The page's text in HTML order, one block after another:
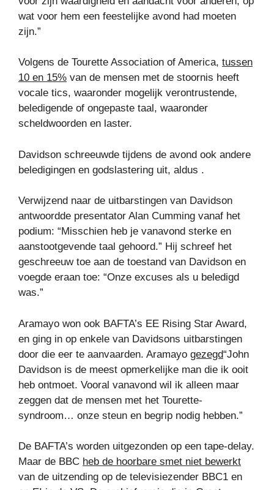
wat voor hem een ​​feestelijke avond had moeten
zijn.”
Volgens de Tourette Association of America, tussen
10 en 15% van de mensen met de stoornis heeft
vocale tics, waaronder mogelijk verontrustende,
beledigende of ongepaste taal, waaronder
scheldwoorden en laster.
Davidson schreeuwde tijdens de avond ook andere
beledigingen en godslastering uit, aldus .
Verwijzend naar de uitbarstingen van Davidson
antwoordde presentator Alan Cumming vanaf het
podium: “Misschien heb je vanavond sterke en
aanstootgevende taal gehoord.” Hij schreef het
geschreeuw toe aan de toestand van Davidson en
voegde eraan toe: “Onze excuses als u beledigd
was.”
Aramayo won ook BAFTA’s EE Rising Star Award,
en ging in op enkele van Davidsons uitbarstingen
door die eer te aanvaarden. Aramayo gezegd“John
Davidson is de meest opmerkelijke man die ik ooit
heb ontmoet. Vooral vanavond wil ik alleen maar
zeggen dat de mensen met het Tourette-
syndroom… onze steun en begrip nodig hebben.”
De BAFTA’s worden uitgezonden op een tape-delay.
Maar de BBC heb de hoorbare smet niet bewerkt
van de uitzending op de televisiezender BBC1 en